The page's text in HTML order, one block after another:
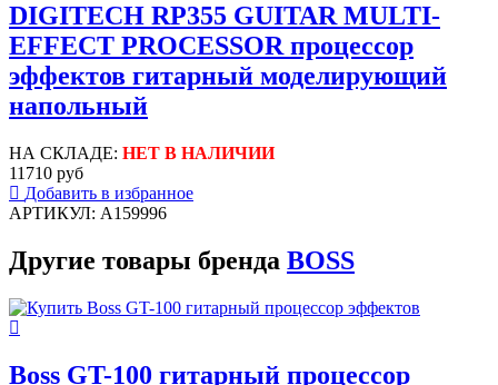
DIGITECH RP355 GUITAR MULTI-
EFFECT PROCESSOR процессор
эффектов гитарный моделирующий
напольный
НА СКЛАДЕ: НЕТ В НАЛИЧИИ
11710 руб
Добавить в избранное
АРТИКУЛ: A159996
Другие товары бренда BOSS
Boss GT-100 гитарный процессор